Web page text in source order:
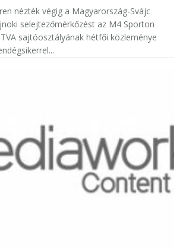
nézték végig a Magyarország-Svájc
selejtezőmérkőzést az M4 Sporton